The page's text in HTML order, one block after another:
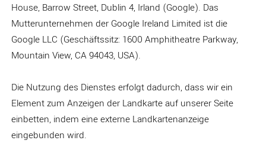
House, Barrow Street, Dublin 4, Irland (Google). Das
Mutterunternehmen der Google Ireland Limited ist die
Google LLC (Geschäftssitz: 1600 Amphitheatre Parkway,
Mountain View, CA 94043, USA).
Die Nutzung des Dienstes erfolgt dadurch, dass wir ein
Element zum Anzeigen der Landkarte auf unserer Seite
einbetten, indem eine externe Landkartenanzeige
eingebunden wird.